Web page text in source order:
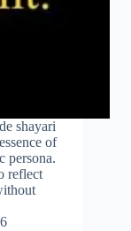
shayari
of
persona.
reflect